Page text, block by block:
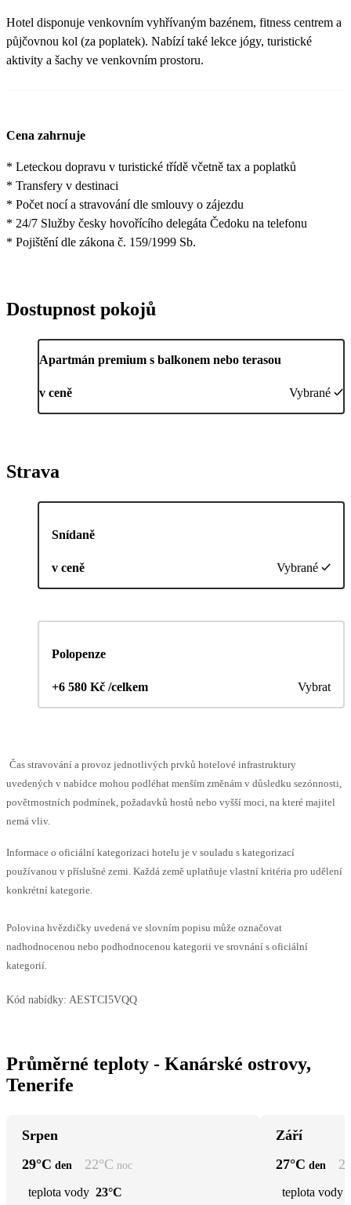
Hotel disponuje venkovním vyhřívaným bazénem, fitness centrem a
půjčovnou kol (za poplatek). Nabízí také lekce jógy, turistické
aktivity a šachy ve venkovním prostoru.
Cena zahrnuje
* Leteckou dopravu v turistické třídě včetně tax a poplatků
* Transfery v destinaci
* Počet nocí a stravování dle smlouvy o zájezdu
* 24/7 Služby česky hovořícího delegáta Čedoku na telefonu
* Pojištění dle zákona č. 159/1999 Sb.
Dostupnost pokojů
Apartmán premium s balkonem nebo terasou
v ceně Vybrané
Strava
Snídaně
v ceně Vybrané
Polopenze
+6 580 Kč /celkem Vybrat
Čas stravování a provoz jednotlivých prvků hotelové infrastruktury
uvedených v nabídce mohou podléhat menším změnám v důsledku sezónnosti,
povětrnostních podmínek, požadavků hostů nebo vyšší moci, na které majitel
nemá vliv.
Informace o oficiální kategorizaci hotelu je v souladu s kategorizací
používanou v příslušné zemi. Každá země uplatňuje vlastní kritéria pro udělení
konkrétní kategorie.
Polovina hvězdičky uvedená ve slovním popisu může označovat
nadhodnocenou nebo podhodnocenou kategorii ve srovnání s oficiální
kategorií.
Kód nabídky: AESTCI5VQQ
Průměrné teploty - Kanárské ostrovy,
Tenerife
Srpen
29°C den 22°C noc
teplota vody 23°C
Září
27°C den
teplota vody